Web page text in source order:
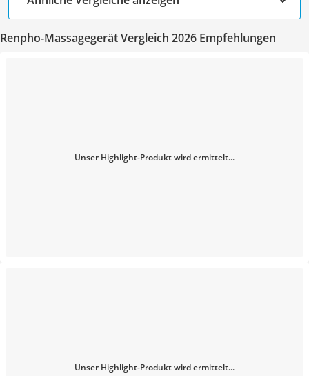
Renpho-Massagegerät Vergleich 2026 Empfehlungen
Unser Highlight-Produkt wird ermittelt...
Unser Highlight-Produkt wird ermittelt...